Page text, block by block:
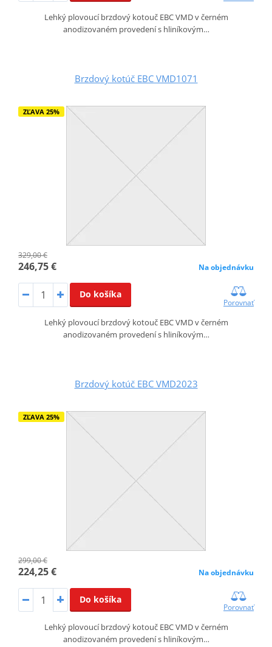
Lehký plovoucí brzdový kotouč EBC VMD v černém
anodizovaném provedení s hliníkovým…
Brzdový kotúč EBC VMD1071
ZĽAVA 25%
329,00 €
246,75 € Na objednávku
Do košíka
Porovnať
Lehký plovoucí brzdový kotouč EBC VMD v černém
anodizovaném provedení s hliníkovým…
Brzdový kotúč EBC VMD2023
ZĽAVA 25%
299,00 €
224,25 € Na objednávku
Do košíka
Porovnať
Lehký plovoucí brzdový kotouč EBC VMD v černém
anodizovaném provedení s hliníkovým…